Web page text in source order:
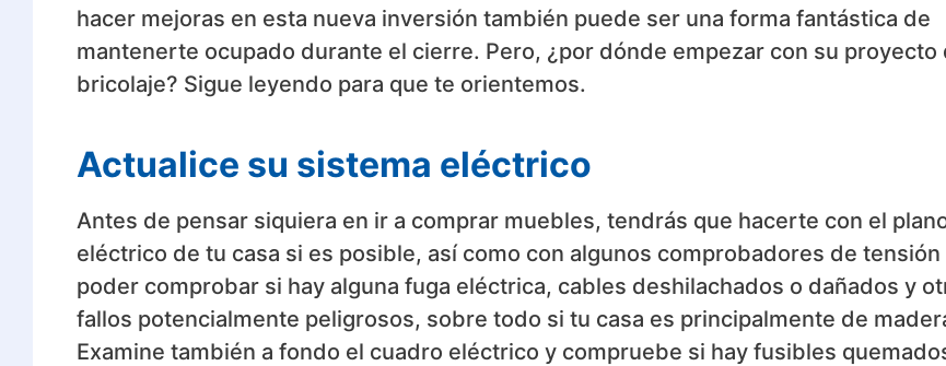
hacer mejoras en esta nueva inversión también puede ser una forma fantástica de
mantenerte ocupado durante el cierre. Pero, ¿por dónde empezar con su proyecto
bricolaje? Sigue leyendo para que te orientemos.
Actualice su sistema eléctrico
Antes de pensar siquiera en ir a comprar muebles, tendrás que hacerte con el
eléctrico de tu casa si es posible, así como con algunos comprobadores de tensión
poder comprobar si hay alguna fuga eléctrica, cables deshilachados o dañados y
fallos potencialmente peligrosos, sobre todo si tu casa es principalmente de
Examine también a fondo el cuadro eléctrico y compruebe si hay fusibles